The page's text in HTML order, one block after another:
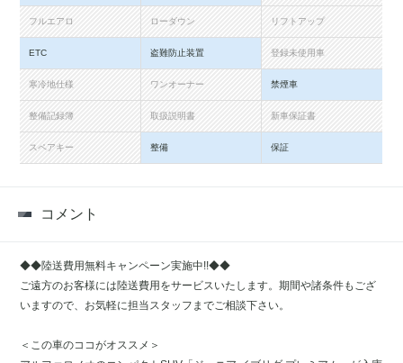
フルエアロ ローダウン リフトアップ
ETC 盗難防止装置 登録未使用車
寒冷地仕様 ワンオーナー 禁煙車
整備記録簿 取扱説明書 新車保証書
スペアキー 整備 保証
コメント
◆◆陸送費用無料キャンペーン実施中!!◆◆
ご遠方のお客様には陸送費用をサービスいたします。期間や諸条件もござ
いますので、お気軽に担当スタッフまでご相談下さい。
＜この車のココがオススメ＞